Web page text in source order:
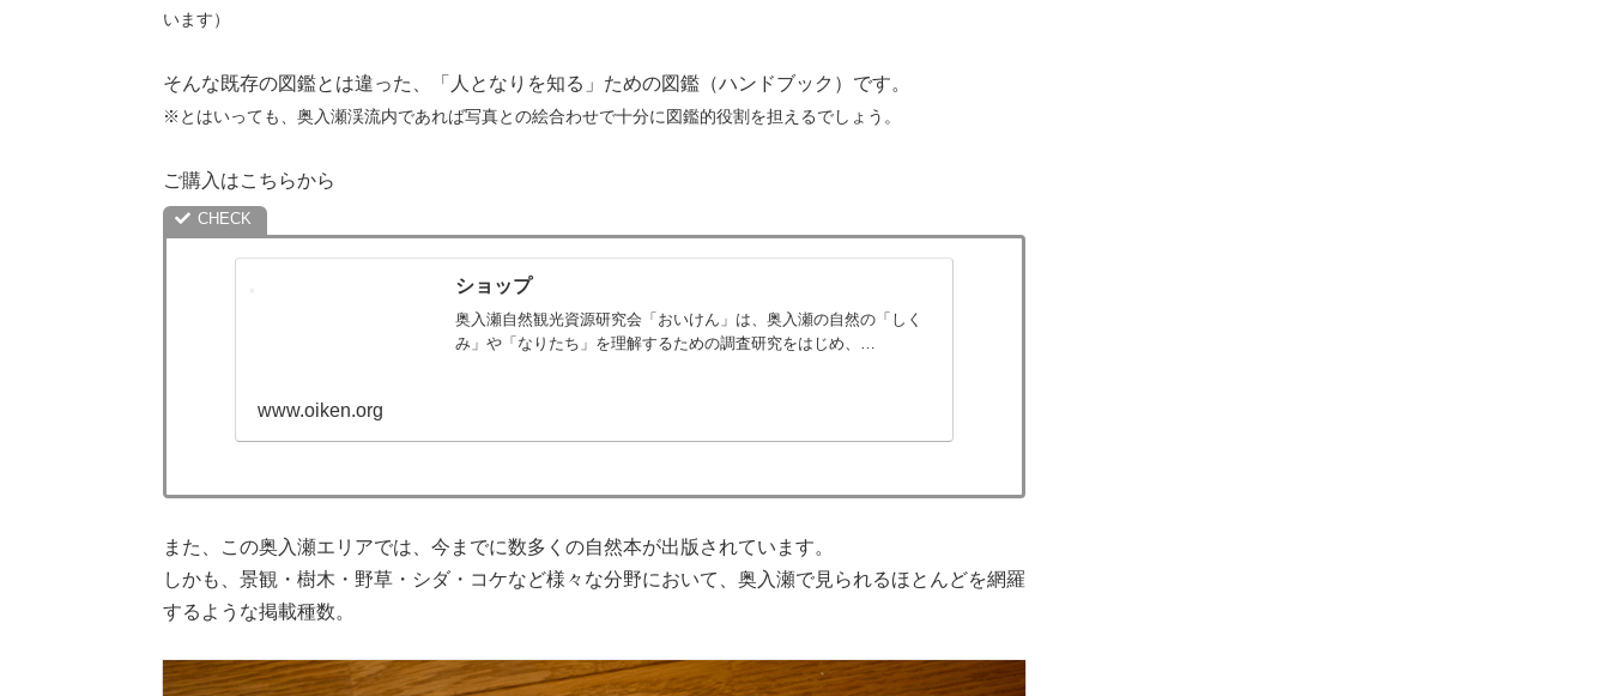
います）
そんな既存の図鑑とは違った、「人となりを知る」ための図鑑（ハンドブック）です。
※とはいっても、奥入瀬渓流内であれば写真との絵合わせで十分に図鑑的役割を担えるでしょう。
ご購入はこちらから
ショップ
奥入瀬自然観光資源研究会「おいけん」は、奥入瀬の自然の「しく
み」や「なりたち」を理解するための調査研究をはじめ、…
www.oiken.org
また、この奥入瀬エリアでは、今までに数多くの自然本が出版されています。
しかも、景観・樹木・野草・シダ・コケなど様々な分野において、奥入瀬で見られるほとんどを網羅
するような掲載種数。